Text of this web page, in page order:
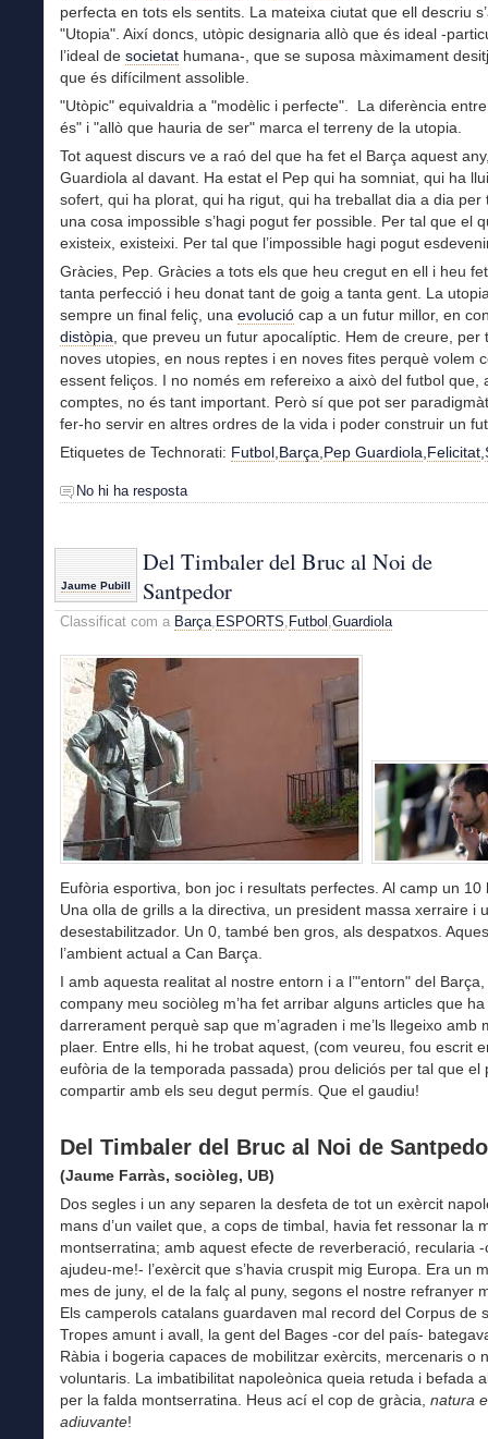
perfecta en tots els sentits. La mateixa ciutat que ell descriu
"Utopia". Així doncs, utòpic designaria allò que és ideal -
l’ideal de societat humana-, que se suposa màximament
que és difícilment assolible.
"Utòpic" equivaldria a "modèlic i perfecte". La diferència
és" i "allò que hauria de ser" marca el terreny de la utopia.
Tot aquest discurs ve a raó del que ha fet el Barça aquest
Guardiola al davant. Ha estat el Pep qui ha somniat, qui ha
sofert, qui ha plorat, qui ha rigut, qui ha treballat dia a dia per
una cosa impossible s’hagi pogut fer possible. Per tal que el
existeix, existeixi. Per tal que l’impossible hagi pogut
Gràcies, Pep. Gràcies a tots els que heu cregut en ell i heu
tanta perfecció i heu donat tant de goig a tanta gent. La
sempre un final feliç, una evolució cap a un futur millor, en
distòpia , que preveu un futur apocalíptic. Hem de creure,
noves utopies, en nous reptes i en noves fites perquè volem
essent feliços. I no només em refereixo a això del futbol que,
comptes, no és tant important. Però sí que pot ser
fer-ho servir en altres ordres de la vida i poder construir un
Etiquetes de Technorati: Futbol Barça Pep Guardiola Felicitat
No hi ha resposta
Jaume Pubill
Del Timbaler del Bruc al Noi de
Santpedor
Classificat com a Barça, ESPORTS, Futbol ,Guardiola
Eufòria esportiva, bon joc i resultats perfectes. Al camp un 10
Una olla de grills a la directiva, un president massa xerraire i
desestabilitzador. Un 0, també ben gros, als despatxos.
l’ambient actual a Can Barça.
I amb aquesta realitat al nostre entorn i a l’"entorn" del
company meu sociòleg m’ha fet arribar alguns articles que
darrerament perquè sap que m’agraden i me’ls llegeixo amb
plaer. Entre ells, hi he trobat aquest, (com veureu, fou escrit
eufòria de la temporada passada) prou deliciós per tal que el
compartir amb els seu degut permís. Que el gaudiu!
Del Timbaler del Bruc al Noi de
(Jaume Farràs, sociòleg, UB)
Dos segles i un any separen la desfeta de tot un exèrcit
mans d’un vailet que, a cops de timbal, havia fet ressonar la
montserratina; amb aquest efecte de reverberació, recularia
ajudeu-me!- l’exèrcit que s’havia cruspit mig Europa. Era un
mes de juny, el de la falç al puny, segons el nostre refranyer
Els camperols catalans guardaven mal record del Corpus de
Tropes amunt i avall, la gent del Bages -cor del país-
Ràbia i bogeria capaces de mobilitzar exèrcits, mercenaris o
voluntaris. La imbatibilitat napoleònica queia retuda i befada
per la falda montserratina. Heus ací el cop de gràcia, natura
adiuvante!